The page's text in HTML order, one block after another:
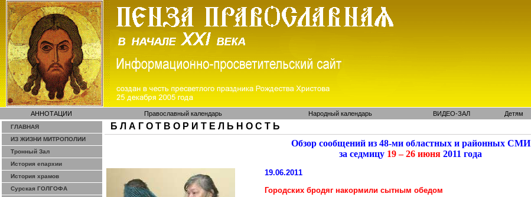
АННОТАЦИИ Православный календарь Народный календарь ВИДЕО-ЗАЛ Детям
ГЛАВНАЯ
ИЗ ЖИЗНИ МИТРОПОЛИИ
Тронный Зал
История епархии
История храмов
Сурская ГОЛГОФА
Б Л А Г О Т В О Р И Т Е Л Ь Н О С Т Ь
Обзор сообщений из 48-ми областных и районных СМИ
за седмицу 19 – 26 июня 2011 года
19.06.2011
Городских бродяг накормили сытным обедом